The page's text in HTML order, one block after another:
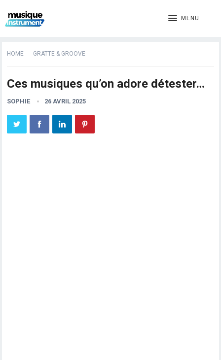
MENU
HOME GRATTE & GROOVE
Ces musiques qu’on adore détester…
SOPHIE 26 AVRIL 2025